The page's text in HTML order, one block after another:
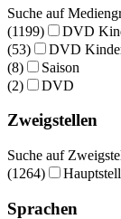
Suche auf
(1199)
DVD
(53)
DVD
(8)
Saison
(2)
DVD
Zweigstellen
Suche auf
(1264)
Sprachen